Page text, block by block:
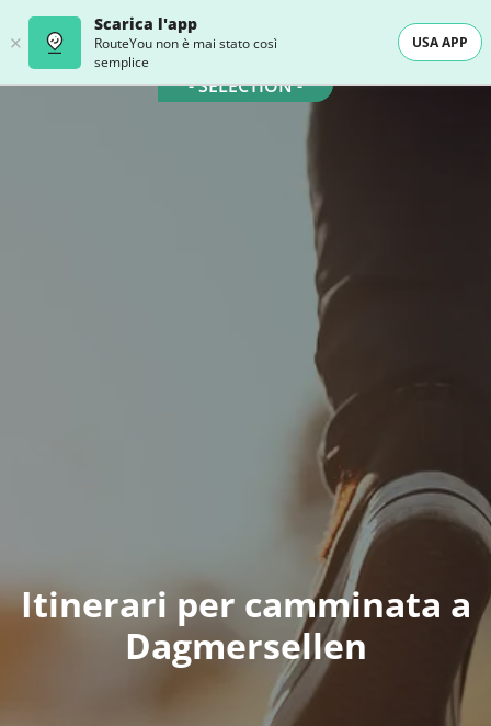
Scarica l'app
RouteYou non è mai stato così
semplice
USA APP
- SELECTION -
Itinerari per camminata a
Dagmersellen